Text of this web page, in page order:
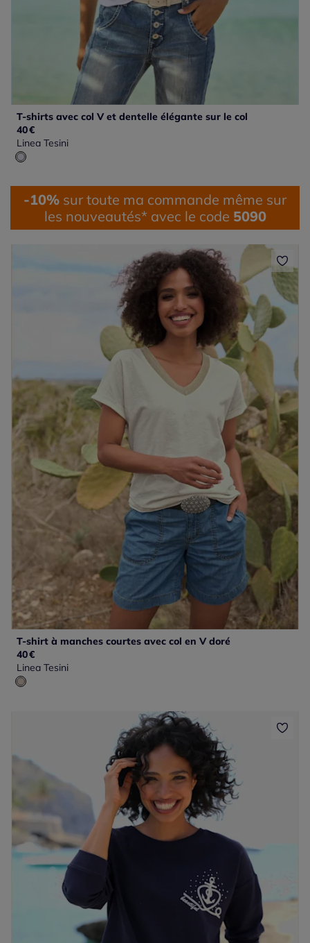
T-shirts avec col V et dentelle élégante sur le col
40€
Linea Tesini
-10% sur toute ma commande même sur
les nouveautés* avec le code 5090
T-shirt à manches courtes avec col en V doré
40€
Linea Tesini